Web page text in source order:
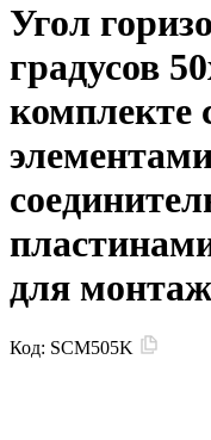
Угол
градусов
для
Код: SCM505K